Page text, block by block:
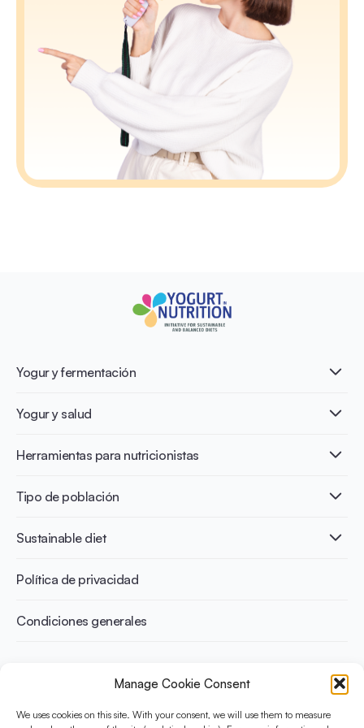
Manage Cookie Consent
We uses cookies on this site. With your consent, we will use them to measure
Yogur y fermentación
¿Qué es el yogur?
Nutri-dense food
Yogur y salud
Healthy Diets & Lifestyle
Salud intestinal y microbiota
Salud ósea
Control del peso
Herramientas para nutricionistas
Publicaciones
Infographics
Recetas
Tipo de población
Adultos
Deportistas
Sustainable diet
Beneficios medioambientales
Beneficios para la salud
Política de privacidad
Condiciones generales
Equilibradas está financiada por el Instituto Danone